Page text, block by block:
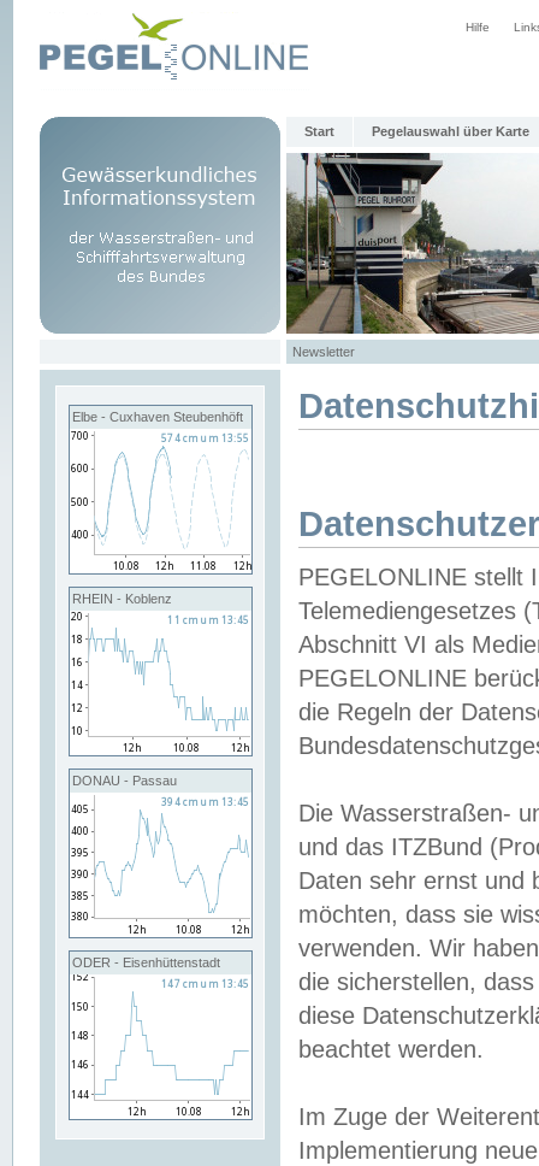
Hilfe
Start Pegelauswahl über Karte
Newsletter
Elbe - Cuxhaven Steubenhöft
RHEIN - Koblenz
DONAU - Passau
ODER - Eisenhüttenstadt
PEGELONLINE stellt
Telemediengesetzes
Abschnitt VI als
PEGELONLINE
die Regeln der
Die Wasserstraßen-
und das ITZBund
Daten sehr ernst und
möchten, dass sie
verwenden. Wir
die sicherstellen,
diese
beachtet werden.
Im Zuge der
Implementierung